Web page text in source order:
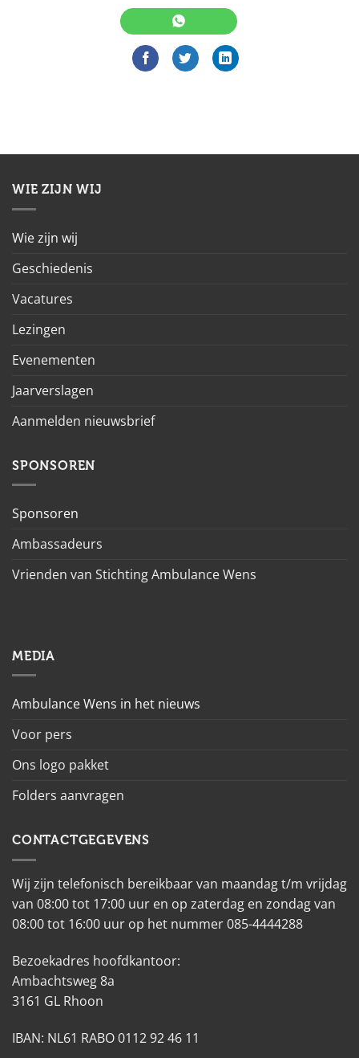
WIE ZIJN WIJ
Wie zijn wij
Geschiedenis
Vacatures
Lezingen
Evenementen
Jaarverslagen
Aanmelden nieuwsbrief
SPONSOREN
Sponsoren
Ambassadeurs
Vrienden van Stichting Ambulance Wens
MEDIA
Ambulance Wens in het nieuws
Voor pers
Ons logo pakket
Folders aanvragen
CONTACTGEGEVENS
Wij zijn telefonisch bereikbaar van maandag t/m vrijdag
van 08:00 tot 17:00 uur en op zaterdag en zondag van
08:00 tot 16:00 uur op het nummer 085-4444288
Bezoekadres hoofdkantoor:
Ambachtsweg 8a
3161 GL Rhoon
IBAN: NL61 RABO 0112 92 46 11